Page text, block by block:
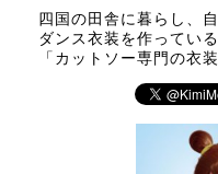
四国の田舎に暮らし、
ダンス衣装を作っている
「カットソー専門の衣